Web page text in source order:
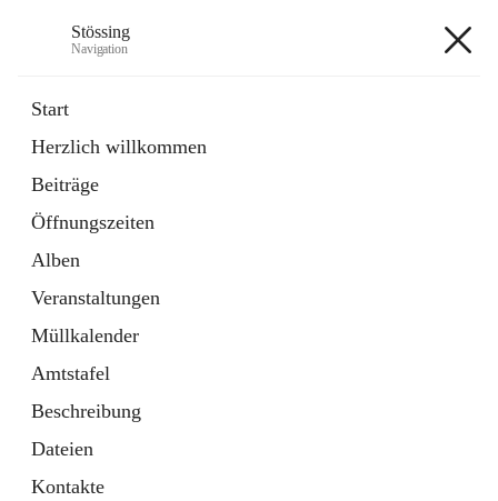
Stössing
Navigation
Start
Herzlich willkommen
Beiträge
Öffnungszeiten
Alben
Veranstaltungen
Müllkalender
Amtstafel
Beschreibung
Dateien
Kontakte
Datei
in
Tab
Kindergarten
öffnet
in
neuem
Tab